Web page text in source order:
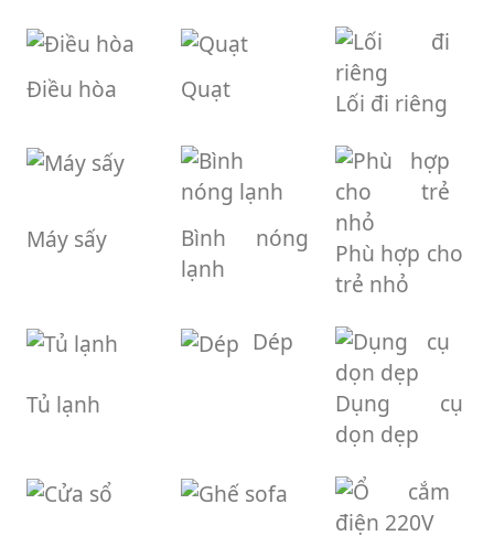
Điều hòa Quạt Lối đi riêng
Máy sấy
Bình nóng
lạnh
Phù hợp cho
trẻ nhỏ
Tủ lạnh
Dép
Dụng cụ
dọn dẹp